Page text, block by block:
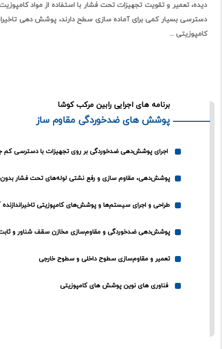
دیده، تعمیر و تقویت تجهیزات تحت فشار با استفاده از مواد
دسترسی بسیار کمی برای آماده سازی سطح دارند، پوشش دهی
کامپوزیتی ...
برنامه های اجرایی رابین مرکب کوشا
پوشش های ضدخوردگی مقاوم ساز
اجرای پوشش‌دهی ضدخوردگی بر روی تجهیزات با دسترسی
پوشش‌دهی، مقاوم سازی و رفع نشتی لوله‌های تحت فشار
طراحی و اجرای سیستم‌ها و پوشش‌های کامپوزیتی
پوشش‌دهی ضدخوردگی و مقاوم‌سازی مخازن سقف شناور و
تعمیر و مقاوم‌سازی سطوح داخلی و سطوح خارجی
فناوری های نوین پوشش های کامپوزیتی